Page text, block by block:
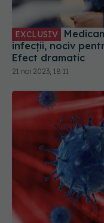
EXCLUSIV
infecții, nociv
Efect dramatic
21 noi 2023, 18:11